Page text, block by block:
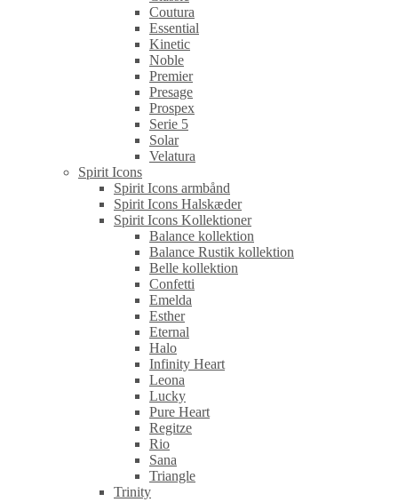
Coutura
Essential
Kinetic
Noble
Premier
Presage
Prospex
Serie 5
Solar
Velatura
Spirit Icons
Spirit Icons armbånd
Spirit Icons Halskæder
Spirit Icons Kollektioner
Balance kollektion
Balance Rustik kollektion
Belle kollektion
Confetti
Emelda
Esther
Eternal
Halo
Infinity Heart
Leona
Lucky
Pure Heart
Regitze
Rio
Sana
Triangle
Trinity